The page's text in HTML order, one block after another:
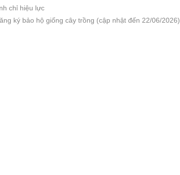
chỉ hiệu lực
ký bảo hộ giống cây trồng (cập nhật đến 22/06/2026)